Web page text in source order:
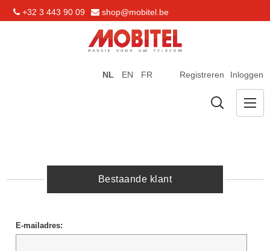
+32 3 443 90 09 shop@mobitel.be
Registreren Inloggen
NL EN FR
Bestaande klant
E-mailadres: